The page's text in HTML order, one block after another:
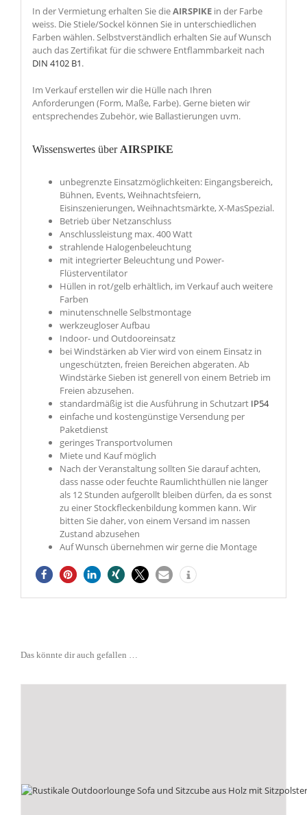
In der Vermietung erhalten Sie dieAIRSPIKEin der Farbe
weiss. Die Stiele/Sockel können Sie in unterschiedlichen
Farben wählen. Selbstverständlich erhalten Sie auf Wunsch
auch das Zertifikat für die schwere Entflammbarkeit nach
DIN 4102 B1.
Im Verkauf erstellen wir die Hülle nach Ihren
Anforderungen (Form, Maße, Farbe). Gerne bieten wir
entsprechendes Zubehör, wie Ballastierungen uvm.
Wissenswertes über AIRSPIKE
unbegrenzte Einsatzmöglichkeiten: Eingangsbereich,
Bühnen, Events, Weihnachtsfeiern,
Eisinszenierungen, Weihnachtsmärkte, X-MasSpezial.
Betrieb über Netzanschluss
Anschlussleistung max. 400 Watt
strahlende Halogenbeleuchtung
mit integrierter Beleuchtung und Power-
Flüsterventilator
Hüllen in rot/gelb erhältlich, im Verkauf auch weitere
Farben
minutenschnelle Selbstmontage
werkzeugloser Aufbau
Indoor- und Outdooreinsatz
bei Windstärken ab Vier wird von einem Einsatz in
ungeschützten, freien Bereichen abgeraten. Ab
Windstärke Sieben ist generell von einem Betrieb im
Freien abzusehen.
standardmäßig ist die Ausführung in Schutzart IP54
einfache und kostengünstige Versendung per
Paketdienst
geringes Transportvolumen
Miete und Kauf möglich
Nach der Veranstaltung sollten Sie darauf achten,
dass nasse oder feuchte Raumlichthüllen nie länger
als 12 Stunden aufgerollt bleiben dürfen, da es sonst
zu einer Stockfleckenbildung kommen kann. Wir
bitten Sie daher, von einem Versand im nassen
Zustand abzusehen
Auf Wunsch übernehmen wir gerne die Montage
Das könnte dir auch gefallen …